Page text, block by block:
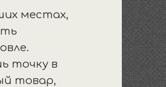
местах,
точку в
товар,